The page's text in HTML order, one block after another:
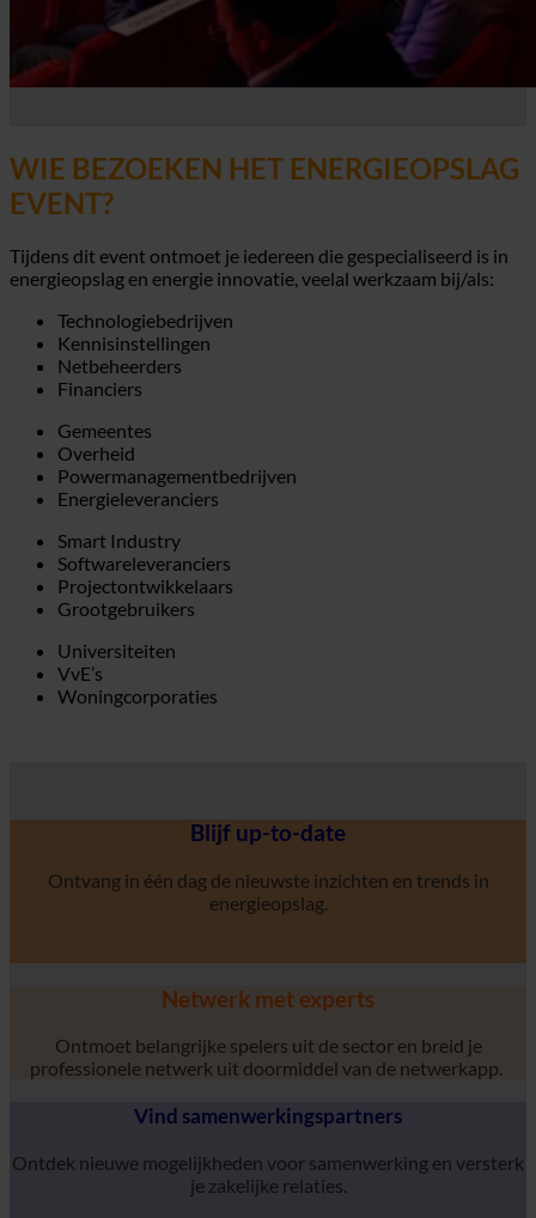
WIE BEZOEKEN HET ENERGIEOPSLAG
EVENT?
Tijdens dit event ontmoet je iedereen die gespecialiseerd is in
energieopslag en energie innovatie, veelal werkzaam bij/als:
Technologiebedrijven
Kennisinstellingen
Netbeheerders
Financiers
Gemeentes
Overheid
Powermanagementbedrijven
Energieleveranciers
Smart Industry
Softwareleveranciers
Projectontwikkelaars
Grootgebruikers
Universiteiten
VvE’s
Woningcorporaties
Blijf up-to-date
Ontvang in één dag de nieuwste inzichten en trends in
energieopslag.
Netwerk met experts
Ontmoet belangrijke spelers uit de sector en breid je
professionele netwerk uit doormiddel van de netwerkapp.
Vind samenwerkingspartners
Ontdek nieuwe mogelijkheden voor samenwerking en versterk
je zakelijke relaties.